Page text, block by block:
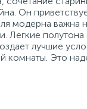
Он
модерна важна
Легкие полутона
лучшие
комнаты. Это